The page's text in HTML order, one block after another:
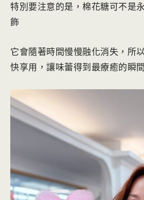
特別要注意的是，棉花糖可不是
飾
它會隨著時間慢慢融化消失，所
快享用，讓味蕾得到最療癒的瞬間